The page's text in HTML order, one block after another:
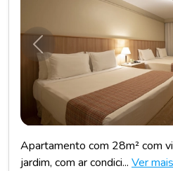
Anterior
Apartamento com 28m² com
jardim, com ar condici... Ver mais